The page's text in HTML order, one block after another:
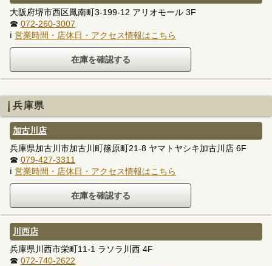
大阪府堺市西区鳳南町3-199-12 アリオモール 3F
☎ 072-260-3007
ℹ 営業時間・店休日・アクセス情報はこちら
兵庫県
加古川店
兵庫県加古川市加古川町篠原町21-8 ヤマトヤシキ加古川店 6F
☎ 079-427-3311
ℹ 営業時間・店休日・アクセス情報はこちら
川西店
兵庫県川西市栄町11-1 ラソラ川西 4F
☎ 072-740-2622